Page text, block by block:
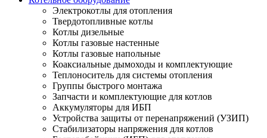
Электрокотлы для отопления
Твердотопливные котлы
Котлы дизельные
Котлы газовые настенные
Котлы газовые напольные
Коаксиальные дымоходы и комплектующие
Теплоноситель для системы отопления
Группы быстрого монтажа
Запчасти и комплектующие для котлов
Аккумуляторы для ИБП
Устройства защиты от перенапряжений (УЗИП)
Стабилизаторы напряжения для котлов